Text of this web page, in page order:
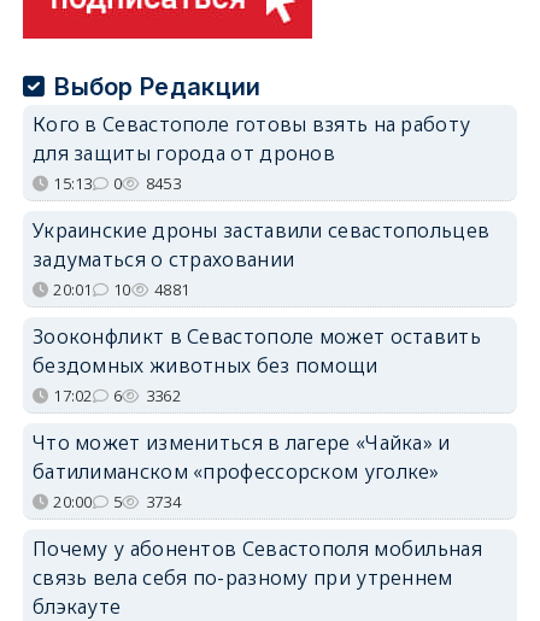
Выбор Редакции
Кого в Севастополе готовы взять на работу
для защиты города от дронов
15:13 0 8453
Украинские дроны заставили севастопольцев
задуматься о страховании
20:01 10 4881
Зооконфликт в Севастополе может оставить
бездомных животных без помощи
17:02 6 3362
Что может измениться в лагере «Чайка» и
батилиманском «профессорском уголке»
20:00 5 3734
Почему у абонентов Севастополя мобильная
связь вела себя по-разному при утреннем
блэкауте